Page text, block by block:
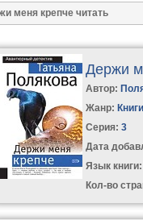
Держи
Автор:
Жанр:
Серия:3
Дата
Язык книги:
Кол-во